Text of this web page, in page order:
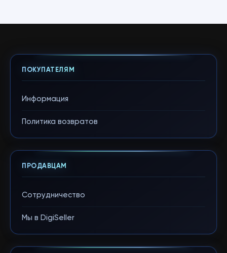
ПОКУПАТЕЛЯМ
Информация
Политика возвратов
ПРОДАВЦАМ
Сотрудничество
Мы в DigiSeller